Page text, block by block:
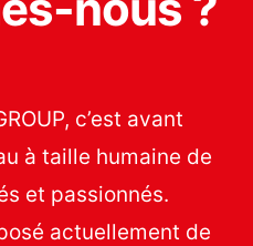
c’est avant
à taille humaine de
et passionnés.
actuellement de